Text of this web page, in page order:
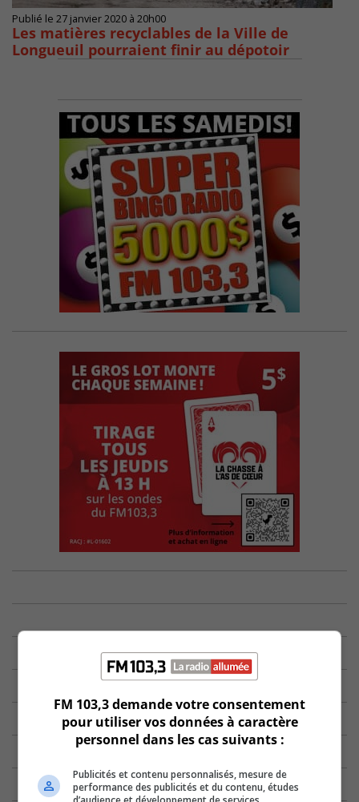
Publié le 27 janvier 2020 à 20h00
Les matières recyclables de la Ville de
Longueuil pourraient finir au dépotoir
FM 103,3 demande votre consentement
pour utiliser vos données à caractère
personnel dans les cas suivants :
Publicités et contenu personnalisés, mesure de
performance des publicités et du contenu, études